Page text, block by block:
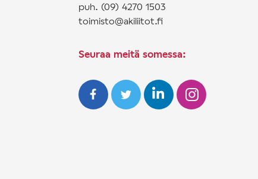
puh. (09) 4270 1503
toimisto@akiliitot.fi
Seuraa meitä somessa: